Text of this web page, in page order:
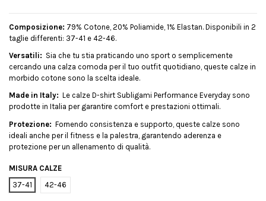
Composizione: 79% Cotone, 20% Poliamide, 1% Elastan. Disponibili in 2
taglie differenti: 37-41 e 42-46.
Versatili: Sia che tu stia praticando uno sport o semplicemente
cercando una calza comoda per il tuo outfit quotidiano, queste calze in
morbido cotone sono la scelta ideale.
Made in Italy: Le calze D-shirt Subligami Performance Everyday sono
prodotte in Italia per garantire comfort e prestazioni ottimali.
Protezione: Fornendo consistenza e supporto, queste calze sono
ideali anche per il fitness e la palestra, garantendo aderenza e
protezione per un allenamento di qualità.
MISURA CALZE
37-41
42-46